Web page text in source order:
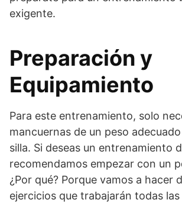
exigente.
Preparación y
Equipamiento
Para este entrenamiento, solo
mancuernas de un peso
silla. Si deseas un entrenamiento
recomendamos empezar con un
¿Por qué? Porque vamos a hacer
ejercicios que trabajarán todas